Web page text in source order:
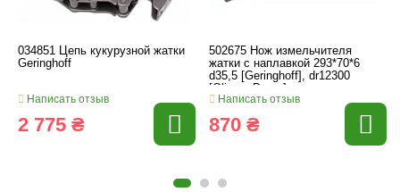
034851 Цепь кукурузной жатки
Geringhoff
Написать отзыв
2 775 ₴
502675 Нож измельчителя
жатки с наплавкой 293*70*6
d35,5 [Geringhoff], dr12300
[Olimac Drago]
Написать отзыв
870 ₴